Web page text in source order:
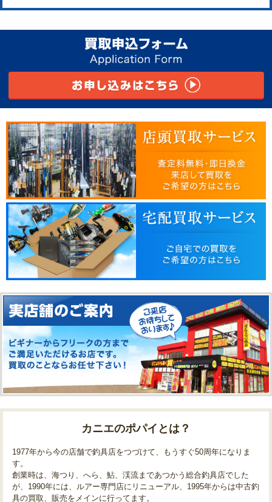
カニエのポパイとは？
1977年から今の店舗で釣具店をつづけて、もうすぐ50周年になりま
す。
創業時は、海つり、へら、鮎、渓流まであつかう総合釣具店でした
が、1990年には、ルアー専門店にリニューアル、1995年からは中古釣
具の買取、販売をメインに行ってます。